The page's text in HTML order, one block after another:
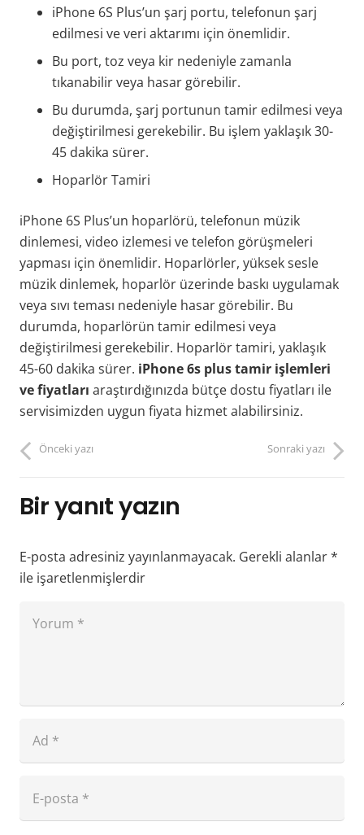
iPhone 6S Plus’un şarj portu, telefonun şarj
edilmesi ve veri aktarımı için önemlidir.
Bu port, toz veya kir nedeniyle zamanla
tıkanabilir veya hasar görebilir.
Bu durumda, şarj portunun tamir edilmesi veya
değiştirilmesi gerekebilir. Bu işlem yaklaşık 30-
45 dakika sürer.
Hoparlör Tamiri
iPhone 6S Plus’un hoparlörü, telefonun müzik
dinlemesi, video izlemesi ve telefon görüşmeleri
yapması için önemlidir. Hoparlörler, yüksek sesle
müzik dinlemek, hoparlör üzerinde baskı uygulamak
veya sıvı teması nedeniyle hasar görebilir. Bu
durumda, hoparlörün tamir edilmesi veya
değiştirilmesi gerekebilir. Hoparlör tamiri, yaklaşık
45-60 dakika sürer. iPhone 6s plus tamir işlemleri
ve fiyatları araştırdığınızda bütçe dostu fiyatları ile
servisimizden uygun fiyata hizmet alabilirsiniz.
Önceki yazı Sonraki yazı
Bir yanıt yazın
E-posta adresiniz yayınlanmayacak. Gerekli alanlar*
ile işaretlenmişlerdir